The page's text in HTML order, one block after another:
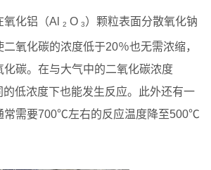
氧化铝（Al 2 O 3）颗粒表面分散氧化钠
氧化碳的浓度低于20％也无需浓缩，
化碳。在与大气中的二氧化碳浓度
的低浓度下也能发生反应。此外还有一
常需要700℃左右的反应温度降至500℃